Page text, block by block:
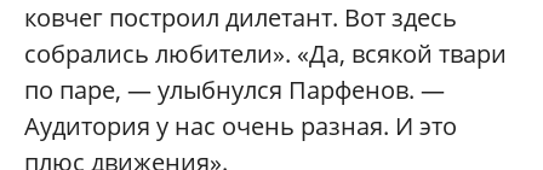
ковчег построил дилетант. Вот здесь
собрались любители». «Да, всякой твари
по паре, — улыбнулся Парфенов. —
Аудитория у нас очень разная. И это
плюс движения».